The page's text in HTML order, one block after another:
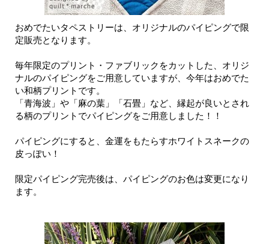
おめでたいタペストリーは、オリジナルのパイピングで限
定販売となります。
毎年限定のプリント・ファブリックをカットした、オリジ
ナルのパイピングをご用意していますが、今年はおめでた
い和柄プリントです。
「青海波」や「麻の葉」「石畳」など、縁起が良いとされ
る柄のプリントでパイピングをご用意しました！！
パイピングにすると、金運をもたらすホワイトスネークの
皮っぽい！
限定パイピング完売後は、パイピングのお色は変更になり
ます。